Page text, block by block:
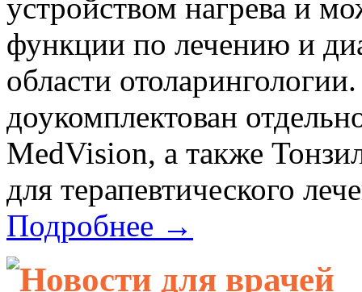
устройством нагрева и
функции по лечению и
области
доукомплектован
MedVision, а также
для терапевтического
Подробнее →
Новости для врачей